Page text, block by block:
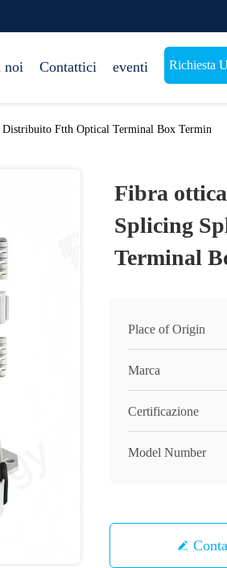
noi Contattici eventi Richiesta
Ftth Optical Terminal Box Termin
Fibra
Splicing
Terminal
Place of Origin
Marca
Certificazione
Model Number